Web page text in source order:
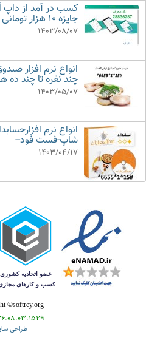
کسب در آمد از
جایزه 10 هزار تومانی ) دریافت نمائید
1403/08/07
انواع نرم افزار
چند نفره تا چند ده
1403/05/07
انواع نرم
شاپ-فست فود--
1403/04/17
©softrey.org
طراحی